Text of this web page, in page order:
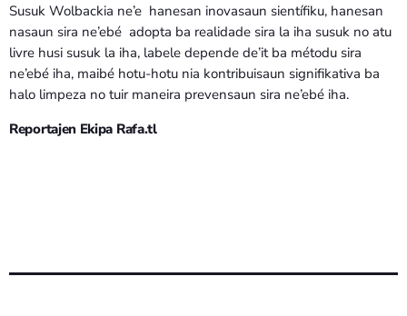
Susuk Wolbackia ne’e hanesan inovasaun sientífiku, hanesan
nasaun sira ne’ebé adopta ba realidade sira la iha susuk no atu
livre husi susuk la iha, labele depende de’it ba métodu sira
ne’ebé iha, maibé hotu-hotu nia kontribuisaun signifikativa ba
halo limpeza no tuir maneira prevensaun sira ne’ebé iha.
Reportajen Ekipa Rafa.tl